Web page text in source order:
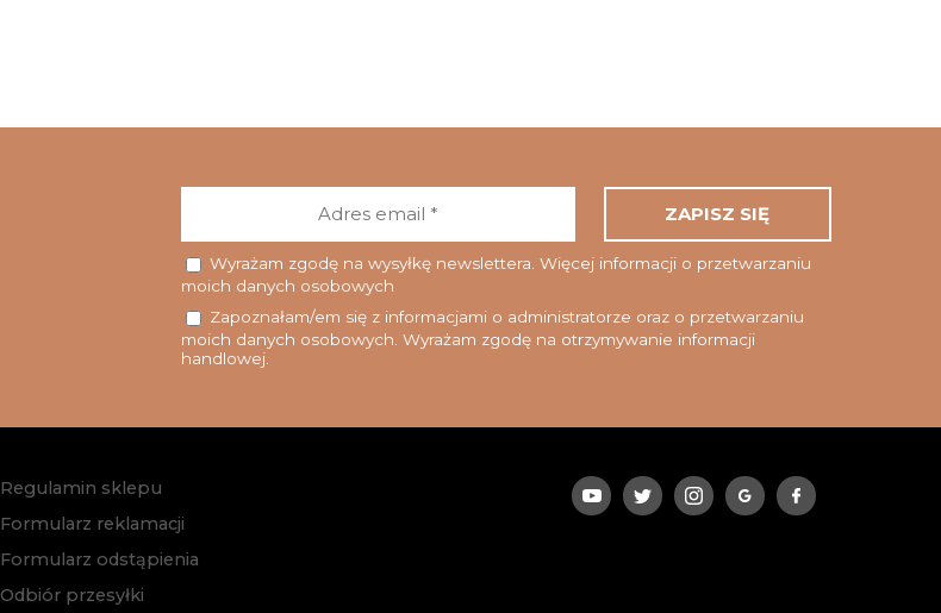
Adres
*
Wyrażam zgodę na wysyłkę newslettera. Więcej informacji o przetwarzaniu
moich danych osobowych
Zapoznałam/em się z informacjami o administratorze oraz o przetwarzaniu
moich danych osobowych. Wyrażam zgodę na otrzymywanie informacji
handlowej.
Regulamin sklepu
Formularz reklamacji
Formularz odstąpienia
Odbiór przesyłki